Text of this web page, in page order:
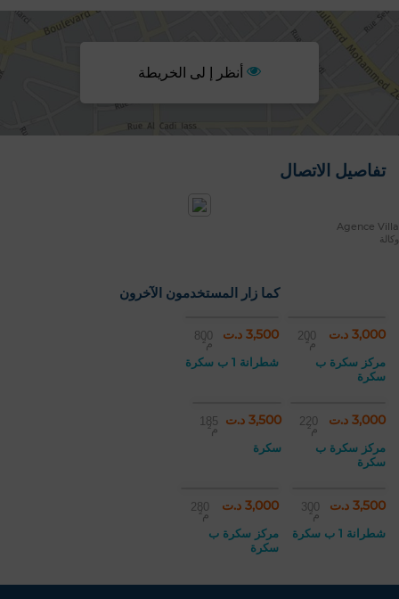
أنظر إ لى الخريطة
تفاصيل الاتصال
Agence Villa
وكالة
كما زار المستخدمون الآخرون
3,000 د.ت 200
م²
مركز سكرة ب
سكرة
3,500 د.ت 800
م²
شطرانة 1 ب سكرة
3,000 د.ت 220
م²
مركز سكرة ب
سكرة
3,500 د.ت 185
م²
سكرة
3,500 د.ت 300
م²
شطرانة 1 ب سكرة
3,000 د.ت 280
م²
مركز سكرة ب
سكرة